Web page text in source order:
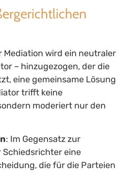
Mediation wird ein neutraler
– hinzugezogen, der die
eine gemeinsame Lösung
trifft keine
moderiert nur den
: Im Gegensatz zur
eine
die für die Parteien